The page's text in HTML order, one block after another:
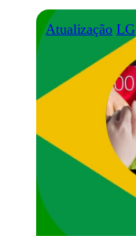
Atualização LG